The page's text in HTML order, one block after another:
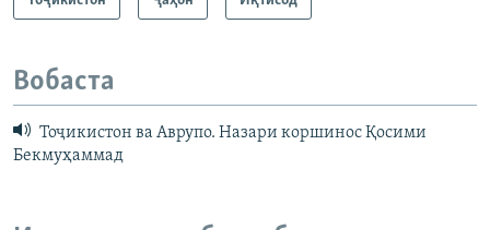
Вобаста
Тоҷикистон ва Аврупо. Назари коршинос Қосими
Бекмуҳаммад